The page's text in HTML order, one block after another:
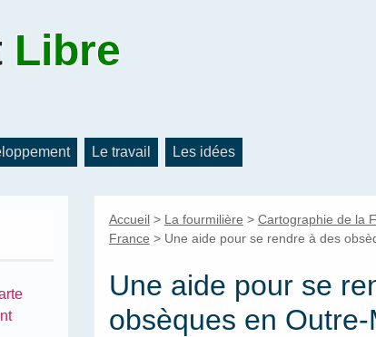
Libre
Le travail Les idées
Accueil> La fourmilière > Cartographie de la
France > Une aide pour se rendre à des
Une aide pour se
obsèques en Outre-